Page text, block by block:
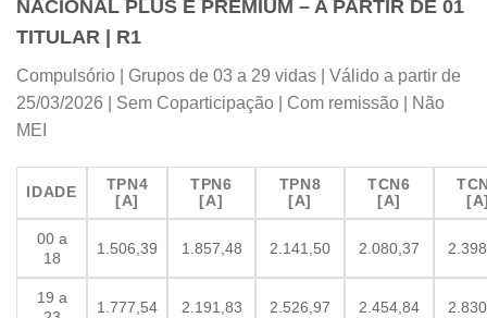
NACIONAL PLUS E PREMIUM – A PARTIR DE 01
TITULAR | R1
Compulsório | Grupos de 03 a 29 vidas | Válido a partir de
25/03/2026 | Sem Coparticipação | Com remissão | Não
MEI
IDADE
TPN4
[A]
TPN6
[A]
TPN8
[A]
TCN6
[A]
00 a
18
1.506,39 1.857,48 2.141,50 2.080,37
19 a
1.777,54 2.191,83 2.526,97 2.454,84